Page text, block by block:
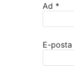
Ad *
E-posta